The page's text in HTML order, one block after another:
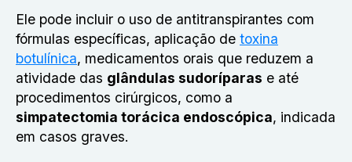
Ele pode incluir o uso de antitranspirantes com
fórmulas específicas, aplicação de toxina
botulínica, medicamentos orais que reduzem a
atividade das glândulas sudoríparas e até
procedimentos cirúrgicos, como a
simpatectomia torácica endoscópica, indicada
em casos graves.